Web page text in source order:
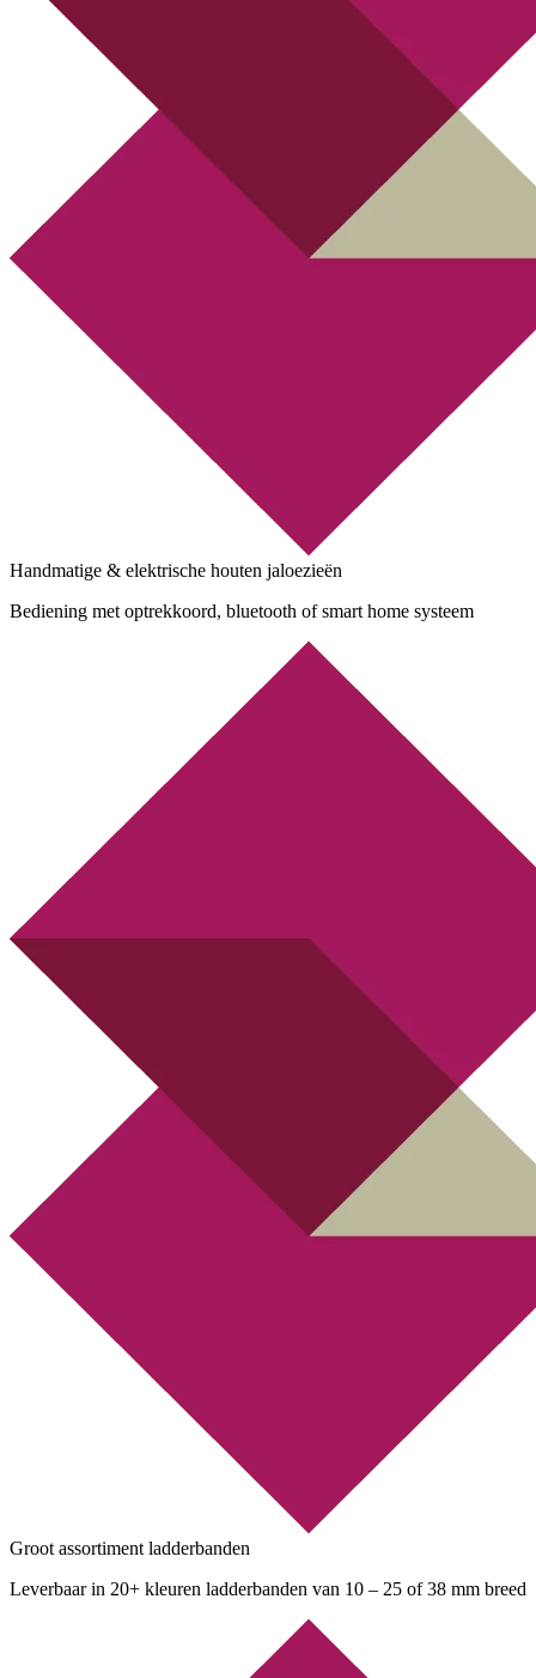
Handmatige & elektrische houten jaloezieën
Bediening met optrekkoord, bluetooth of smart home systeem
Groot assortiment ladderbanden
Leverbaar in 20+ kleuren ladderbanden van 10 – 25 of 38 mm breed